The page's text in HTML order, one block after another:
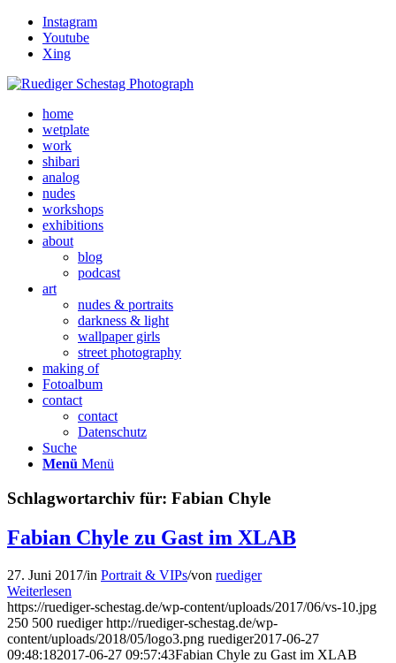
Instagram
Youtube
Xing
home
wetplate
work
shibari
analog
nudes
workshops
exhibitions
about
blog
podcast
art
nudes & portraits
darkness & light
wallpaper girls
street photography
making of
Fotoalbum
contact
contact
Datenschutz
Suche
Menü Menü
Schlagwortarchiv für: Fabian Chyle
Fabian Chyle zu Gast im XLAB
27. Juni 2017/in Portrait & VIPs/von ruediger
Weiterlesen
https://ruediger-schestag.de/wp-content/uploads/2017/06/vs-10.jpg
250 500 ruediger http://ruediger-schestag.de/wp-
content/uploads/2018/05/logo3.png ruediger2017-06-27
09:48:182017-06-27 09:57:43Fabian Chyle zu Gast im XLAB